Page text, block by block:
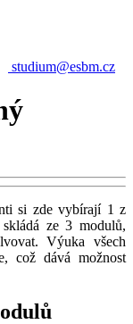
studium@esbm.cz
si zde vybírají 1 z
ze 3 modulů,
Výuka všech
což dává možnost